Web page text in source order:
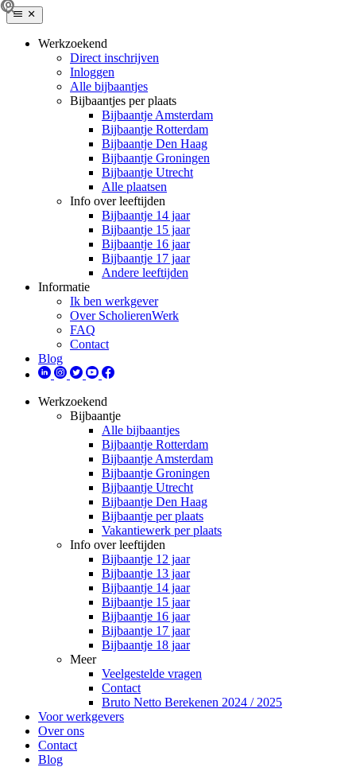
Werkzoekend
Direct inschrijven
Inloggen
Alle bijbaantjes
Bijbaantjes per plaats
Bijbaantje Amsterdam
Bijbaantje Rotterdam
Bijbaantje Den Haag
Bijbaantje Groningen
Bijbaantje Utrecht
Alle plaatsen
Info over leeftijden
Bijbaantje 14 jaar
Bijbaantje 15 jaar
Bijbaantje 16 jaar
Bijbaantje 17 jaar
Andere leeftijden
Informatie
Ik ben werkgever
Over ScholierenWerk
FAQ
Contact
Blog
Werkzoekend
Bijbaantje
Alle bijbaantjes
Bijbaantje Rotterdam
Bijbaantje Amsterdam
Bijbaantje Groningen
Bijbaantje Utrecht
Bijbaantje Den Haag
Bijbaantje per plaats
Vakantiewerk per plaats
Info over leeftijden
Bijbaantje 12 jaar
Bijbaantje 13 jaar
Bijbaantje 14 jaar
Bijbaantje 15 jaar
Bijbaantje 16 jaar
Bijbaantje 17 jaar
Bijbaantje 18 jaar
Meer
Veelgestelde vragen
Contact
Bruto Netto Berekenen 2024 / 2025
Voor werkgevers
Over ons
Contact
Blog